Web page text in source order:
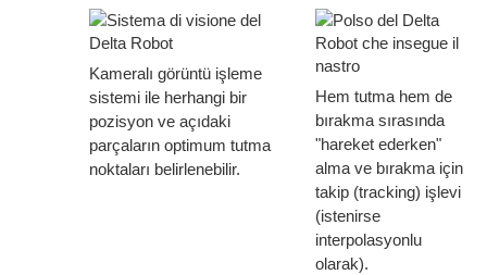
Kameralı görüntü işleme
sistemi ile herhangi bir
pozisyon ve açıdaki
parçaların optimum tutma
noktaları belirlenebilir.
Hem tutma hem de
bırakma sırasında
"hareket ederken"
alma ve bırakma için
takip (tracking) işlevi
(istenirse
interpolasyonlu
olarak).